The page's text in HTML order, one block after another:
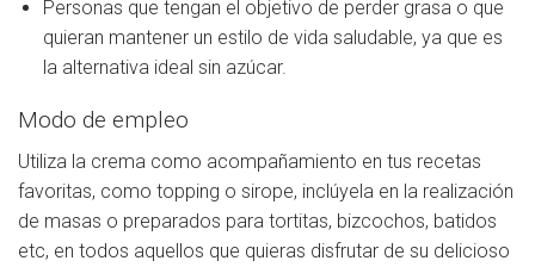
Personas que tengan el objetivo de perder grasa o que
quieran mantener un estilo de vida saludable, ya que es
la alternativa ideal sin azúcar.
Modo de empleo
Utiliza la crema como acompañamiento en tus recetas
favoritas, como topping o sirope, inclúyela en la realización
de masas o preparados para tortitas, bizcochos, batidos
etc, en todos aquellos que quieras disfrutar de su delicioso